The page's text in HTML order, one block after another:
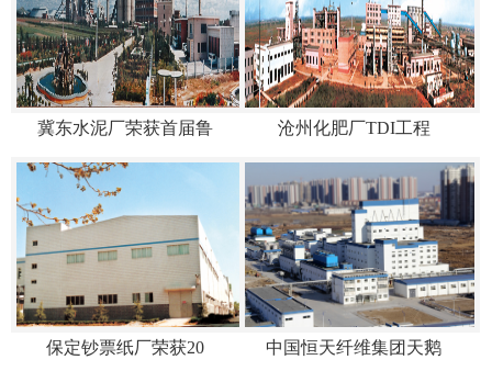
冀东水泥厂荣获首届鲁 沧州化肥厂TDI工程
保定钞票纸厂荣获20 中国恒天纤维集团天鹅